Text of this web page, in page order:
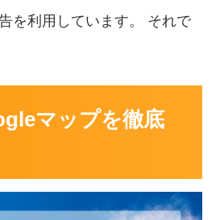
を利用しています。 それで
マップを徹底